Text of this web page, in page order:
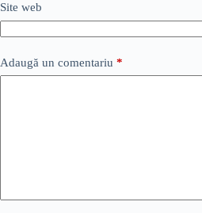
Site web
Adaugă un comentariu *